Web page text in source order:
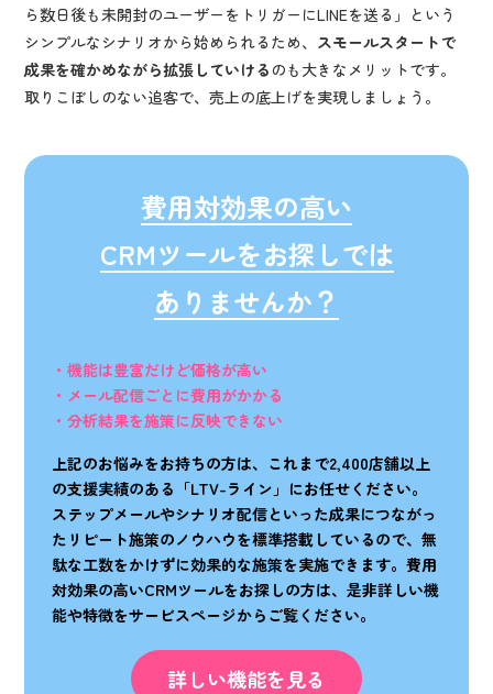
ら数日後も未開封のユーザーをトリガーにLINEを送る」という
シンプルなシナリオから始められるため、 スモールスタートで
成果を確かめながら拡張していけるのも大きなメリットです。
取りこぼしのない追客で、売上の底上げを実現しましょう。
費用対効果の高い
CRMツールをお探しでは
ありませんか？
・機能は豊富だけど価格が高い
・メール配信ごとに費用がかかる
・分析結果を施策に反映できない
上記のお悩みをお持ちの方は、これまで2,400店舗以上
の支援実績のある「LTV-ライン」にお任せください。
ステップメールやシナリオ配信といった成果につながっ
たリピート施策のノウハウを標準搭載しているので、無
駄な工数をかけずに効果的な施策を実施できます。費用
対効果の高いCRMツールをお探しの方は、是非詳しい機
能や特徴をサービスページからご覧ください。
詳しい機能を見る